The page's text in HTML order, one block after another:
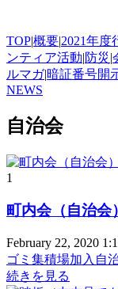
TOP|概要|2021年度
ンティア活動|防災|
ルマガ|暗証番号開
NEWS
自治会
1
町内会（自治会
February 22, 2020
ゴミ集積場加入 自
続きを見る